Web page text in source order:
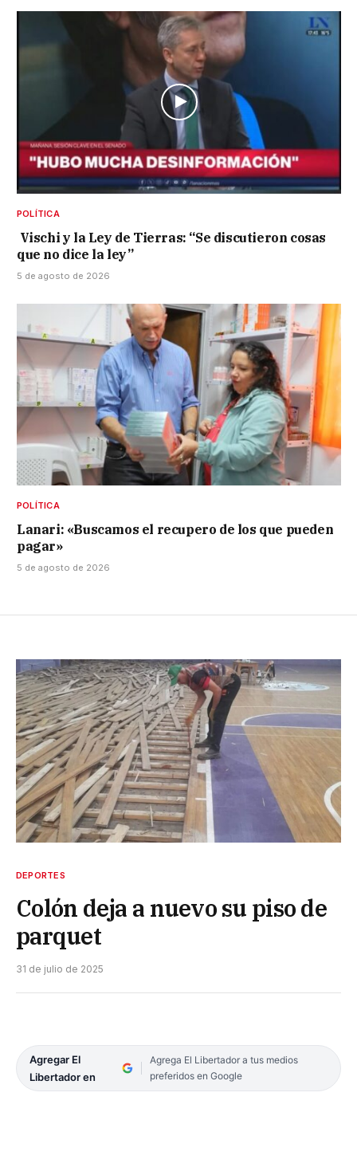
POLÍTICA
Vischi y la Ley de Tierras: “Se discutieron cosas
que no dice la ley”
5 de agosto de 2026
POLÍTICA
Lanari: «Buscamos el recupero de los que pueden
pagar»
5 de agosto de 2026
DEPORTES
Colón deja a nuevo su piso de
parquet
31 de julio de 2025
Agregar El
Libertador en
Agrega El Libertador a tus medios
preferidos en Google